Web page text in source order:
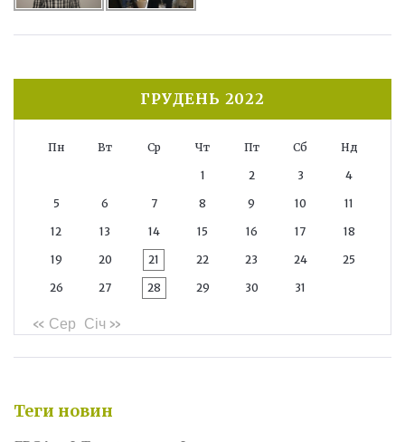
ГРУДЕНЬ 2022
Пн Вт Ср Чт Пт Сб Нд
1 2 3 4
5 6 7 8 9 10 11
12 13 14 15 16 17 18
19 20 21 22 23 24 25
26 27 28 29 30 31
« Сер Січ »
Теги новин